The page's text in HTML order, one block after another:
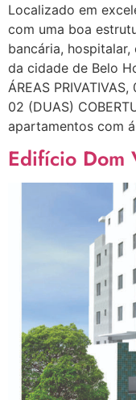
Localizado em
com uma boa
bancária,
da cidade de Belo
ÁREAS
02 (DUAS)
apartamentos com
Edifício Dom